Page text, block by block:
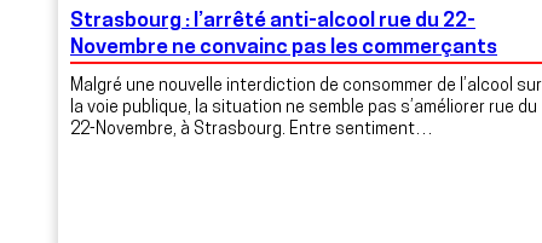
Strasbourg : l’arrêté anti-alcool rue du 22-
Novembre ne convainc pas les commerçants
Malgré une nouvelle interdiction de consommer de l’alcool sur
la voie publique, la situation ne semble pas s’améliorer rue du
22-Novembre, à Strasbourg. Entre sentiment…